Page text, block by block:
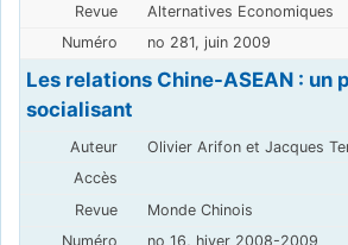
Alternatives Economiques
no 281, juin 2009
Les relations Chine-ASEAN : un
socialisant
Olivier Arifon et Jacques
Monde Chinois
no 16, hiver 2008-2009